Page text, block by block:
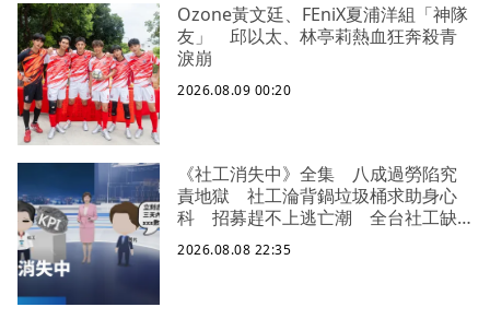
Ozone黃文廷、FEniX夏浦洋組「神隊
友」 邱以太、林亭莉熱血狂奔殺青
淚崩
2026.08.09 00:20
《社工消失中》全集 八成過勞陷究
責地獄 社工淪背鍋垃圾桶求助身心
科 招募趕不上逃亡潮 全台社工缺
口警報 揭薪資回捐黑幕 血汗錢遭
剝削
2026.08.08 22:35